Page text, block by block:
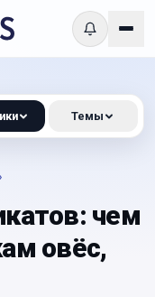
чем
овёс,
Темы